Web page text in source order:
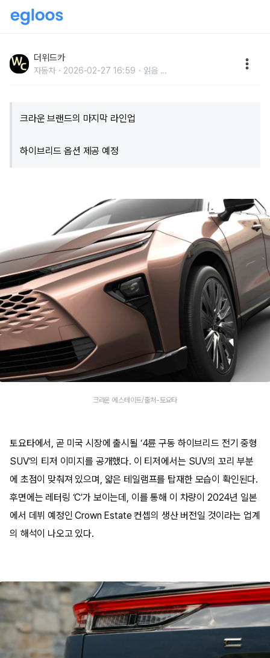
비자 기대감 '폭주'
더위드카
자동차 2026-02-27 16:59 읽음 ...
크라운 브랜드의 마지막 라인업
하이브리드 옵션 제공 예정
크라운 에스테이트/출처-토요타
토요타에서, 곧 미국 시장에 출시될 ‘4륜 구동 하이브리드 전기 중형
SUV’의 티저 이미지를 공개했다. 이 티저에서는 SUV의 꼬리 부분
에 초점이 맞춰져 있으며, 얇은 테일램프를 탑재한 모습이 확인된다.
후면에는 레터링 ‘C’가 보이는데, 이를 통해 이 차량이 2024년 일본
에서 데뷔 예정인 Crown Estate 컨셉의 생산 버전일 것이라는 업계
의 해석이 나오고 있다.